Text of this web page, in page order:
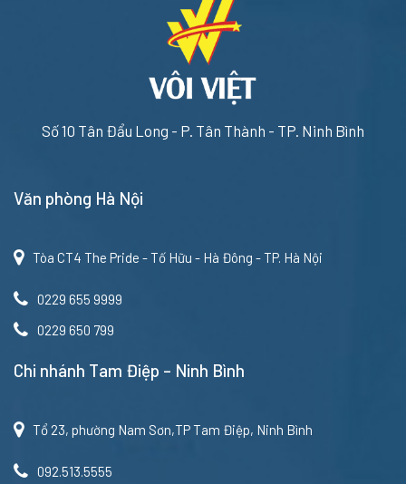
Số 10 Tân Đẩu Long - P. Tân Thành - TP. Ninh Bình
Văn phòng Hà Nội
Tòa CT4 The Pride - Tố Hữu - Hà Đông - TP. Hà Nội
0229 655 9999
0229 650 799
Chi nhánh Tam Điệp – Ninh Bình
Tổ 23, phường Nam Sơn,TP Tam Điệp, Ninh Bình
092.513.5555